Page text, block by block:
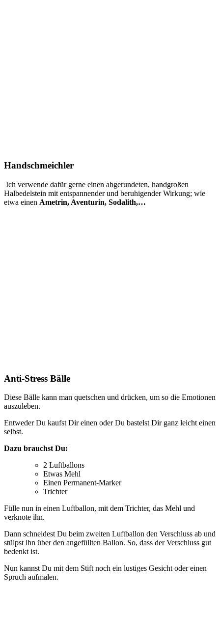
Handschmeichler
Ich verwende dafür gerne einen abgerundeten, handgroßen
Halbedelstein mit entspannender und beruhigender Wirkung; wie
etwa einen Ametrin, Aventurin, Sodalith,…
Anti-Stress Bälle
Diese Bälle kann man quetschen und drücken, um so die Emotionen
auszuleben.
Entweder Du kaufst Dir einen oder Du bastelst Dir ganz leicht einen
selbst.
Dazu brauchst Du:
2 Luftballons
Etwas Mehl
Einen Permanent-Marker
Trichter
Fülle nun in einen Luftballon, mit dem Trichter, das Mehl und
verknote ihn.
Dann schneidest Du beim zweiten Luftballon den Verschluss ab und
stülpst ihn über den angefüllten Ballon. So, dass der Verschluss gut
bedenkt ist.
Nun kannst Du mit dem Stift noch ein lustiges Gesicht oder einen
Spruch aufmalen.